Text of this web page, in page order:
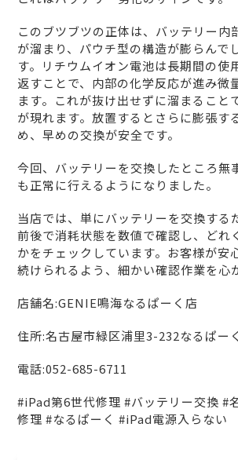
このブツブツの正体は、バッテリー内
が溜まり、パウチ型の構造が膨らんで
す。リチウムイオン電池は長期間の使
返すことで、内部の化学反応が進み微
ます。これが抜け出せずに溜まること
が現れます。放置するとさらに膨張す
め、早めの交換が安全です。
今回、バッテリーを交換したところ無
も正常に行えるようになりました。
当店では、単にバッテリーを交換する
前後で消耗状態を数値で確認し、どれ
かをチェックしています。お客様が安
続けられるよう、細かい確認作業を心
店舗名:GENIE鳴海なるぱーく店
住所:名古屋市緑区浦里3-232なるぱー
電話:052-685-6711
#iPad第6世代修理 #バッテリー交換 #
修理 #なるぱーく #iPad電源入らない